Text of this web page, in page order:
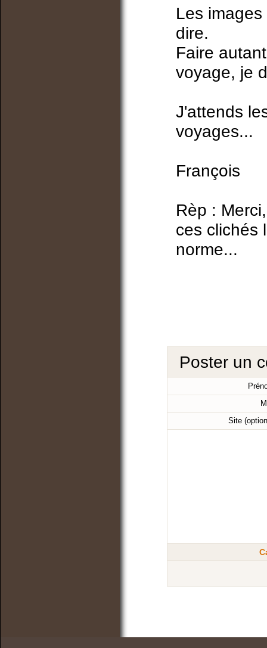
Les
dire.
Faire
voyage, je
J'attends
voyages...
François
Rèp :
ces clichés
norme...
Poster un
Site